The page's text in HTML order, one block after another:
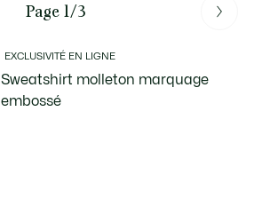
Page 1/3
EXCLUSIVITÉ EN LIGNE
Sweatshirt molleton marquage
embossé